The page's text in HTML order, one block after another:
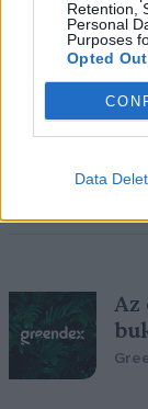
Retention,
Personal
Purposes
Opted Out
Data
Az